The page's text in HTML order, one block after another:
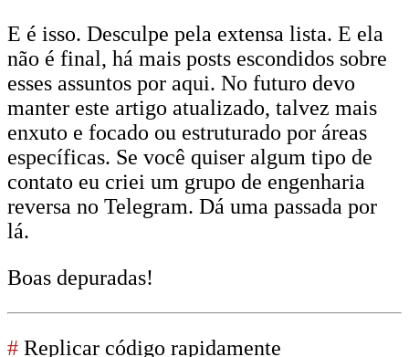
E é isso. Desculpe pela extensa lista. E ela
não é final, há mais posts escondidos sobre
esses assuntos por aqui. No futuro devo
manter este artigo atualizado, talvez mais
enxuto e focado ou estruturado por áreas
específicas. Se você quiser algum tipo de
contato eu criei um grupo de engenharia
reversa no Telegram. Dá uma passada por
lá.
Boas depuradas!
# Replicar código rapidamente